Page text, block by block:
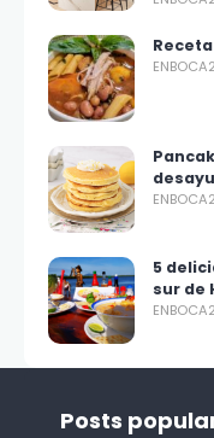
ENBOCA2
ENBOCA2
5
sur de
ENBOCA2
Posts